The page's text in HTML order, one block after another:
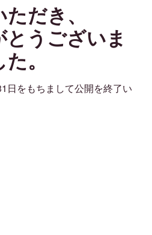
だき、
うございま
た。
日をもちまして公開を終了い